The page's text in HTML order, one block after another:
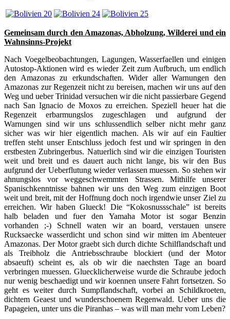
Gemeinsam durch den Amazonas, Abholzung, Wilderei und ein
Wahnsinns-Projekt
Nach Voegelbeobachtungen, Lagungen, Wasserfaellen und einigen
Autostop-Aktionen wird es wieder Zeit zum Aufbruch, um endlich
den Amazonas zu erkundschaften. Wider aller Warnungen den
Amazonas zur Regenzeit nicht zu bereisen, machen wir uns auf den
Weg und ueber Trinidad versuchen wir die nicht passierbare Gegend
nach San Ignacio de Moxos zu erreichen. Speziell heuer hat die
Regenzeit erbarmungslos zugeschlagen und aufgrund der
Warnungen sind wir uns schlussendlich selber nicht mehr ganz
sicher was wir hier eigentlich machen. Als wir auf ein Faultier
treffen steht unser Entschluss jedoch fest und wir springen in den
erstbesten Zubringerbus. Natuerlich sind wir die einzigen Touristen
weit und breit und es dauert auch nicht lange, bis wir den Bus
aufgrund der Ueberflutung wieder verlassen muessen. So stehen wir
ahnungslos vor weggeschwemmten Strassen. Mithilfe unserer
Spanischkenntnisse bahnen wir uns den Weg zum einzigen Boot
weit und breit, mit der Hoffnung doch noch irgendwie unser Ziel zu
erreichen. Wir haben Glueck! Die “Kokosnussschale” ist bereits
halb beladen und fuer den Yamaha Motor ist sogar Benzin
vorhanden ;-) Schnell waten wir an board, verstauen unsere
Rucksaecke wasserdicht und schon sind wir mitten im Abenteuer
Amazonas. Der Motor graebt sich durch dichte Schilflandschaft und
als Treibholz die Antriebsschraube blockiert (und der Motor
absaeuft) scheint es, als ob wir die naechsten Tage an board
verbringen muessen. Gluecklicherweise wurde die Schraube jedoch
nur wenig beschaedigt und wir koennen unsere Fahrt fortsetzen. So
geht es weiter durch Sumpflandschaft, vorbei an Schildkroeten,
dichtem Geaest und wunderschoenem Regenwald. Ueber uns die
Papageien, unter uns die Piranhas – was will man mehr vom Leben?